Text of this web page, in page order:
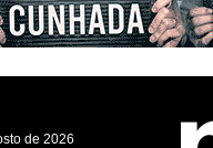
de 2026